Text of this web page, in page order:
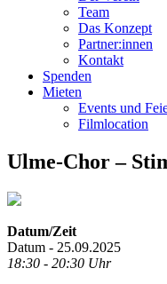
Team
Das Konzept
Partner:innen
Kontakt
Spenden
Mieten
Events und
Filmlocation
Ulme-Chor –
Datum/Zeit
Datum - 25.09.2025
18:30 - 20:30 Uhr